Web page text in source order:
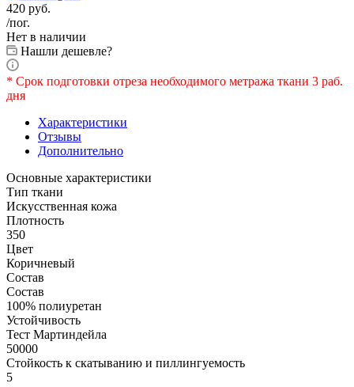
420 руб.
/пог.
Нет в наличии
Нашли дешевле?
* Срок подготовки отреза необходимого метража ткани 3 раб.
дня
Характеристики
Отзывы
Дополнительно
Основные характеристики
Тип ткани
Искусственная кожа
Плотность
350
Цвет
Коричневый
Состав
Состав
100% полиуретан
Устойчивость
Тест Мартиндейла
50000
Стойкость к скатыванию и пиллингуемость
5